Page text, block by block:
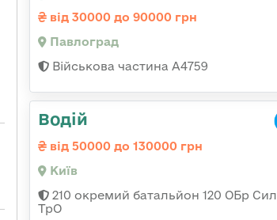
від 30000 до 90000 грн
Павлоград
Військова частина А4759
Водій
від 50000 до 130000 грн
Київ
210 окремий батальйон 120 ОБр Сил
ТрО